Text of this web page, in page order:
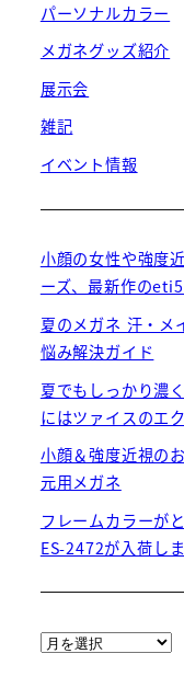
パーソナルカラー
メガネグッズ紹介
展示会
雑記
イベント情報
小顔の女性や強度
ーズ、最新作の
夏のメガネ 汗・メ
悩み解決ガイド
夏でもしっかり濃
にはツァイスのエ
小顔＆強度近視の
元用メガネ
フレームカラーが
ES-2472が入荷し
ア